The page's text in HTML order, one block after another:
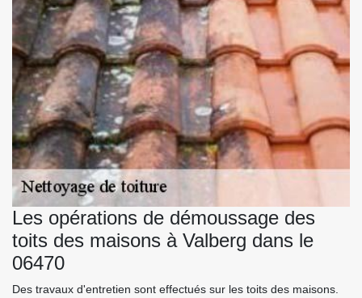
Les opérations de démoussage des
toits des maisons à Valberg dans le
06470
Des travaux d'entretien sont effectués sur les toits des maisons.